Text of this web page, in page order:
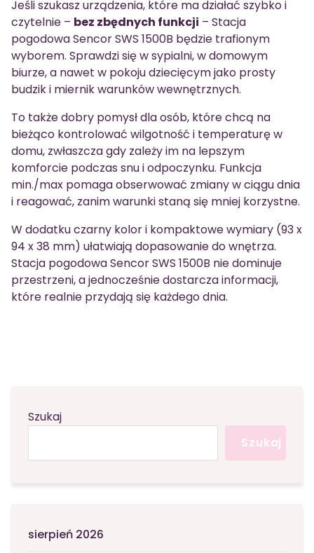
Jeśli szukasz urządzenia, które ma działać szybko i
czytelnie – bez zbędnych funkcji – Stacja
pogodowa Sencor SWS 1500B będzie trafionym
wyborem. Sprawdzi się w sypialni, w domowym
biurze, a nawet w pokoju dziecięcym jako prosty
budzik i miernik warunków wewnętrznych.
To także dobry pomysł dla osób, które chcą na
bieżąco kontrolować wilgotność i temperaturę w
domu, zwłaszcza gdy zależy im na lepszym
komforcie podczas snu i odpoczynku. Funkcja
min./max pomaga obserwować zmiany w ciągu dnia
i reagować, zanim warunki staną się mniej korzystne.
W dodatku czarny kolor i kompaktowe wymiary (93 x
94 x 38 mm) ułatwiają dopasowanie do wnętrza.
Stacja pogodowa Sencor SWS 1500B nie dominuje
przestrzeni, a jednocześnie dostarcza informacji,
które realnie przydają się każdego dnia.
Szukaj
Szukaj
sierpień 2026